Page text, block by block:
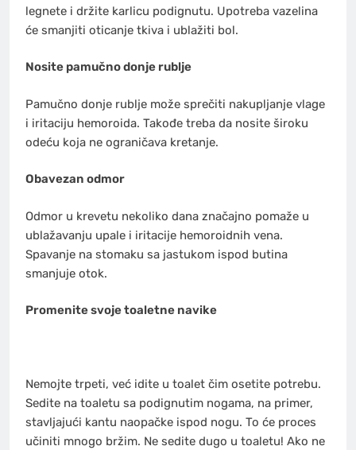
legnete i držite karlicu podignutu. Upotreba vazelina
će smanjiti oticanje tkiva i ublažiti bol.
Nosite pamučno donje rublje
Pamučno donje rublje može sprečiti nakupljanje vlage
i iritaciju hemoroida. Takođe treba da nosite široku
odeću koja ne ograničava kretanje.
Obavezan odmor
Odmor u krevetu nekoliko dana značajno pomaže u
ublažavanju upale i iritacije hemoroidnih vena.
Spavanje na stomaku sa jastukom ispod butina
smanjuje otok.
Promenite svoje toaletne navike
Nemojte trpeti, već idite u toalet čim osetite potrebu.
Sedite na toaletu sa podignutim nogama, na primer,
stavljajući kantu naopačke ispod nogu. To će proces
učiniti mnogo bržim. Ne sedite dugo u toaletu! Ako ne